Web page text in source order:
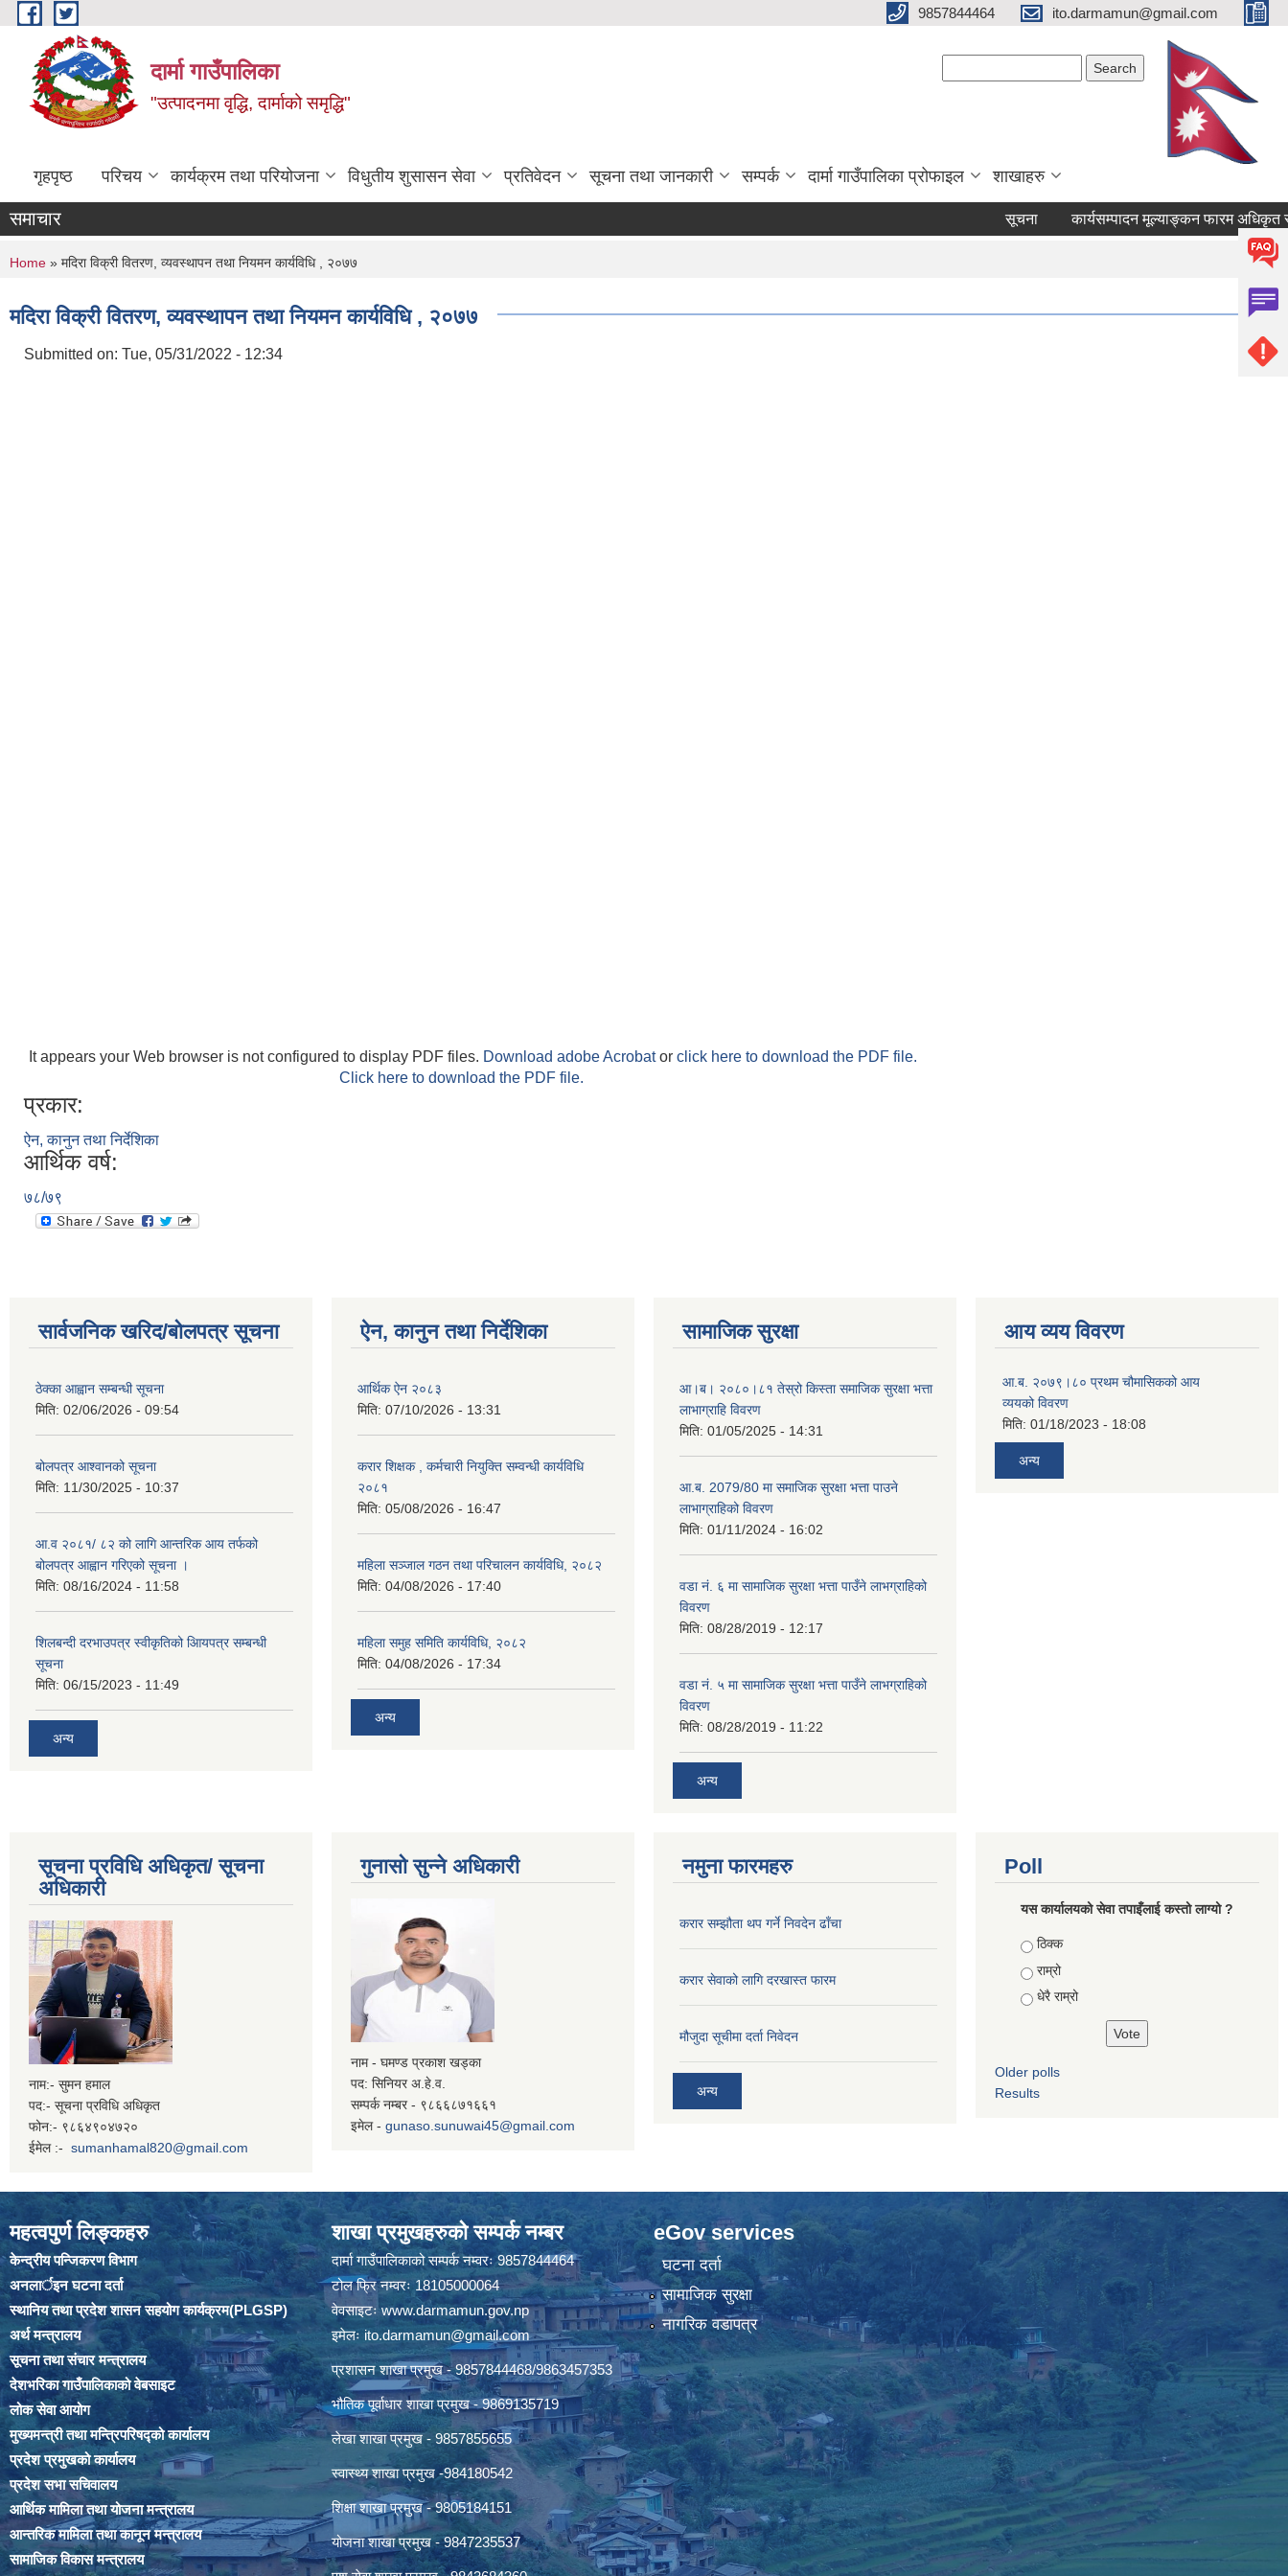
Skip to main content 9857844464 ito.darmamun@gmail.com
दार्मा गाउँपालिका
"उत्पादनमा वृद्धि, दार्माको समृद्धि"
गृहपृष्ठ परिचय कार्यक्रम तथा परियोजना विधुतीय शुसासन सेवा प्रतिवेदन सूचना तथा जानकारी सम्पर्क दार्मा गाउँपालिका प्रोफाइल शाखाहरु
समाचार कार्यसम्पादन मूल्याङ्कन फारम अधिकृत स्तर
You are here
Home » मदिरा विक्री वितरण, व्यवस्थापन तथा नियमन कार्यविधि , २०७७
मदिरा विक्री वितरण, व्यवस्थापन तथा नियमन कार्यविधि , २०७७
Submitted on: Tue, 05/31/2022 - 12:34
It appears your Web browser is not configured to display PDF files. Download adobe Acrobator click here to download the PDF file.
Click here to download the PDF file.
प्रकार:
ऐन, कानुन तथा निर्देशिका
आर्थिक वर्ष:
७८/७९
सार्वजनिक खरिद/बोलपत्र सूचना
ठेक्का आह्वान सम्बन्धी सूचना
मिति: 02/06/2026 - 09:54
बोलपत्र आश्वानको सूचना
मिति: 11/30/2025 - 10:37
आ.व २०८१/ ८२ को लागि आन्तरिक आय तर्फको
बोलपत्र आह्वान गरिएको सूचना ।
मिति: 08/16/2024 - 11:58
शिलबन्दी दरभाउपत्र स्वीकृतिको आियपत्र सम्बन्धी
सूचना
मिति: 06/15/2023 - 11:49
अन्य
ऐन, कानुन तथा निर्देशिका
आर्थिक ऐन २०८३
मिति: 07/10/2026 - 13:31
करार शिक्षक , कर्मचारी नियुक्ति सम्वन्धी कार्यविधि
२०८१
मिति: 05/08/2026 - 16:47
महिला सञ्जाल गठन तथा परिचालन कार्यविधि, २०८२
मिति: 04/08/2026 - 17:40
महिला समुह समिति कार्यविधि, २०८२
मिति: 04/08/2026 - 17:34
अन्य
सामाजिक सुरक्षा
आ।ब। २०८०।८१ तेस्रो किस्ता समाजिक सुरक्षा भत्ता
लाभाग्राहि विवरण
मिति: 01/05/2025 - 14:31
आ.ब. 2079/80 मा समाजिक सुरक्षा भत्ता पाउने
लाभाग्राहिको विवरण
मिति: 01/11/2024 - 16:02
वडा नं. ६ मा सामाजिक सुरक्षा भत्ता पाउँने लाभग्राहिको
विवरण
मिति: 08/28/2019 - 12:17
वडा नं. ५ मा सामाजिक सुरक्षा भत्ता पाउँने लाभग्राहिको
विवरण
मिति: 08/28/2019 - 11:22
अन्य
आय व्यय विवरण
आ.ब. २०७९।८० प्रथम चौमासिकको आय
व्ययको विवरण
मिति: 01/18/2023 - 18:08
अन्य
सूचना प्रविधि अधिकृत/ सूचना
अधिकारी
नाम:- सुमन हमाल
पद:- सूचना प्रविधि अधिकृत
फोन:- ९८६४९०४७२०
ईमेल :- sumanhamal820@gmail.com
गुनासो सुन्ने अधिकारी
नाम - घमण्ड प्रकाश खड्का
पद: सिनियर अ.हे.व.
सम्पर्क नम्बर - ९८६६८७१६६१
इमेल - gunaso.sunuwai45@gmail.com
नमुना फारमहरु
करार सम्झौता थप गर्ने निवदेन ढाँचा
करार सेवाको लागि दरखास्त फारम
मौजुदा सूचीमा दर्ता निवेदन
अन्य
Poll
यस कार्यालयको सेवा तपाइँलाई कस्तो लाग्यो ?
Choices
ठिक्क
राम्रो
धेरै राम्रो
Older polls
Results
महत्वपुर्ण लिङ्कहरु
केन्द्रीय पन्जिकरण विभाग
अनलार्इन घटना दर्ता
स्थानिय तथा प्रदेश शासन सहयोग कार्यक्रम(PLGSP)
अर्थ मन्त्रालय
सूचना तथा संचार मन्त्रालय
देशभरिका गाउँपालिकाको वेबसाइट
लोक सेवा आयोग
मुख्यमन्त्री तथा मन्त्रिपरिषद्को कार्यालय
प्रदेश प्रमुखको कार्यालय
प्रदेश सभा सचिवालय
आर्थिक मामिला तथा योजना मन्त्रालय
आन्तरिक मामिला तथा कानून मन्त्रालय
सामाजिक विकास मन्त्रालय
शाखा प्रमुखहरुको सम्पर्क नम्बर
दार्मा गाउँपालिकाको सम्पर्क नम्वरः 9857844464
टोल फ्रि नम्वरः 18105000064
वेवसाइटःwww.darmamun.gov.np
इमेलः ito.darmamun@gmail.com
प्रशासन शाखा प्रमुख - 9857844468/9863457353
भौतिक पूर्वाधार शाखा प्रमुख - 9869135719
लेखा शाखा प्रमुख - 9857855655
स्वास्थ्य शाखा प्रमुख -984180542
शिक्षा शाखा प्रमुख - 9805184151
योजना शाखा प्रमुख - 9847235537
eGov services
घटना दर्ता
सामाजिक सुरक्षा
नागरिक वडापत्र